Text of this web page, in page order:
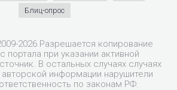
Блиц-опрос
2026 Разрешается копирование
портала при указании активной
В остальных случаях случаях
информации нарушители
по законам РФ.